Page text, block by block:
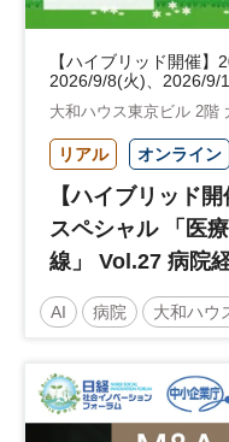
【ハイブリッド開催】
2026/9/8(火)、2026/9/
大和ハウス東京ビル 2階
リアル オンライン
【ハイブリッド
スペシャル 「医
線」 Vol.27 病院
～診療報酬改定の
略で描く持続可
AI 病院 大和ハウ
日経健康セミナー